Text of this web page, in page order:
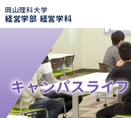
岡山理科大学
経営学部 経営学科
キャンパスライフ